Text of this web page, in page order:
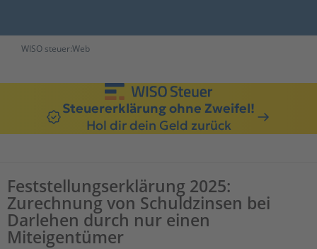
WISO steuer:Web
Steuererklärung ohne Zweifel!
Hol dir dein Geld zurück
Feststellungserklärung 2025:
Zurechnung von Schuldzinsen bei
Darlehen durch nur einen
Miteigentümer